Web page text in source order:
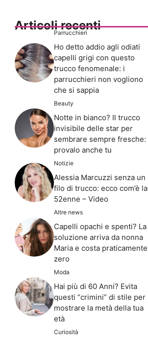
Articoli recenti
Parrucchieri
Ho detto addio agli odiati
capelli grigi con questo
trucco fenomenale: i
parrucchieri non vogliono
che si sappia
Beauty
Notte in bianco? Il trucco
invisibile delle star per
sembrare sempre fresche:
provalo anche tu
Notizie
Alessia Marcuzzi senza un
filo di trucco: ecco com’è la
52enne – Video
Altre news
Capelli opachi e spenti? La
soluzione arriva da nonna
Maria e costa praticamente
zero
Moda
Hai più di 60 Anni? Evita
questi “crimini” di stile per
mostrare la metà della tua
età
Curiosità